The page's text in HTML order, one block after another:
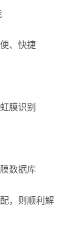
、快捷
膜识别
数据库
，则顺利解